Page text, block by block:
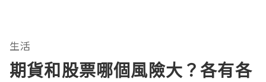
生活
期貨和股票哪個風險大？各有各